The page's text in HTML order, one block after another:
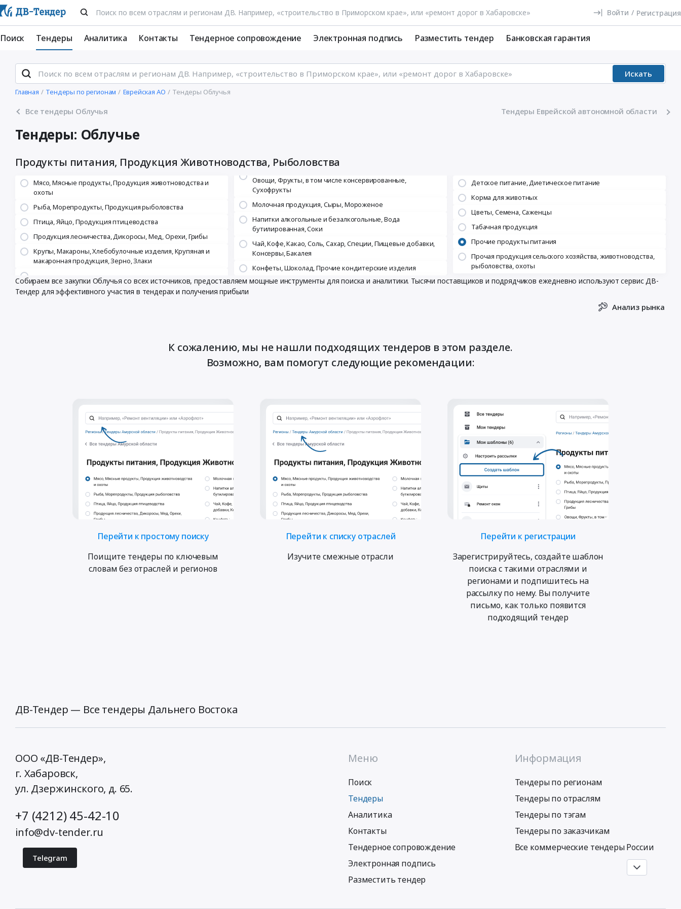
Войти / Регистрация
Поиск Тендеры Аналитика Контакты Тендерное сопровождение Электронная подпись Разместить тендер Банковская гарантия
Искать
Главная Тендеры по регионам Еврейская АО Тендеры Облучья
Все тендеры Облучья Тендеры Еврейской автономной области
Тендеры: Облучье
Продукты питания, Продукция Животноводства, Рыболовства
Мясо, Мясные продукты, Продукция животноводства и
охоты
Рыба, Морепродукты, Продукция рыболовства
Птица, Яйцо, Продукция птицеводства
Продукция лесничества, Дикоросы, Мед, Орехи, Грибы
Крупы, Макароны, Хлебобулочные изделия, Крупяная и
макаронная продукция, Зерно, Злаки
Овощи, Фрукты, в том числе консервированные,
Сухофрукты
Молочная продукция, Сыры, Мороженое
Напитки алкогольные и безалкогольные, Вода
бутилированная, Соки
Чай, Кофе, Какао, Соль, Сахар, Специи, Пищевые добавки,
Консервы, Бакалея
Конфеты, Шоколад, Прочие кондитерские изделия
Детское питание, Диетическое питание
Корма для животных
Цветы, Семена, Саженцы
Табачная продукция
Прочие продукты питания
Прочая продукция сельского хозяйства, животноводства,
рыболовства, охоты
Собираем все закупки Облучья со всех источников, предоставляем мощные инструменты для поиска и аналитики. Тысячи поставщиков и подрядчиков ежедневно используют сервис ДВ-
Тендер для эффективного участия в тендерах и получения прибыли
Анализ рынка
К сожалению, мы не нашли подходящих тендеров в этом разделе.
Возможно, вам помогут следующие рекомендации:
Перейти к простому поиску
Поищите тендеры по ключевым
словам без отраслей и регионов
Перейти к списку отраслей
Изучите смежные отрасли
Перейти к регистрации
Зарегистрируйтесь, создайте шаблон
поиска с такими отраслями и
регионами и подпишитесь на
рассылку по нему. Вы получите
письмо, как только появится
подходящий тендер
ДВ-Тендер — Все тендеры Дальнего Востока
ООО «ДВ-Тендер»,
г. Хабаровск,
ул. Дзержинского, д. 65.
+7 (4212) 45-42-10
info@dv-tender.ru
Telegram
Меню
Поиск
Тендеры
Аналитика
Контакты
Тендерное сопровождение
Электронная подпись
Разместить тендер
Информация
Тендеры по регионам
Тендеры по отраслям
Тендеры по тэгам
Тендеры по заказчикам
Все коммерческие тендеры России